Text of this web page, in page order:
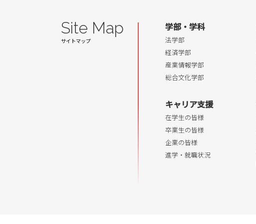
Site Map 学部・学科
法学部
経済学部
産業情報学部
総合文化学部
キャリア支援
在学生の皆様
卒業生の皆様
企業の皆様
進学・就職状況